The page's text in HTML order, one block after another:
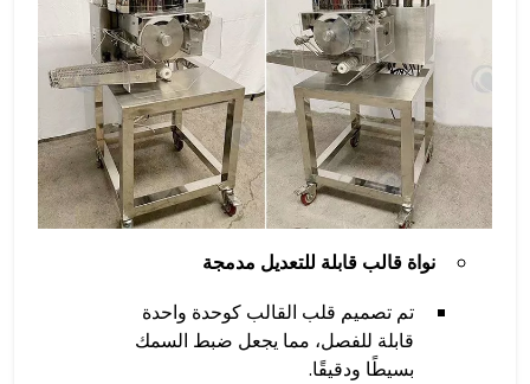
نواة قالب قابلة للتعديل مدمجة
تم تصميم قلب القالب كوحدة واحدة
قابلة للفصل، مما يجعل ضبط السمك
بسيطًا ودقيقًا.